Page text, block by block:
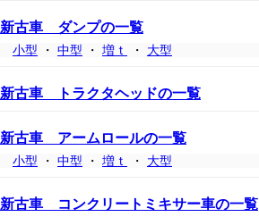
新古車 ダンプの一覧
小型 ・ 中型 ・ 増ｔ ・ 大型
新古車 トラクタヘッドの一覧
新古車 アームロールの一覧
小型 ・ 中型 ・ 増ｔ ・ 大型
新古車 コンクリートミキサー車の一覧